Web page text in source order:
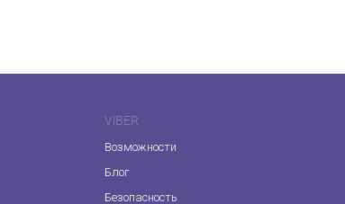
VIBER
Возможности
Блог
Безопасность